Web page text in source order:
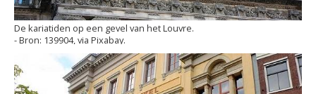
De kariatiden op een gevel van het Louvre.
139904, via Pixabay.